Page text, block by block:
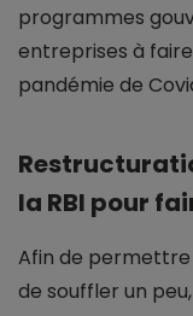
programmes
entreprises à
pandémie de
la RBI pour
Afin de
de souffler un peu,